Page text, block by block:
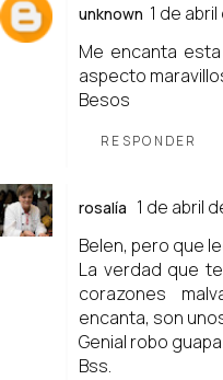
unknown 1 de
Me encanta
aspecto
Besos
RESPONDER
rosalía 1 de abril
Belen, pero que
La verdad que
corazones
encanta, son
Genial robo guapa.
Bss.